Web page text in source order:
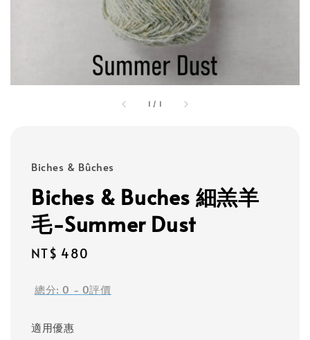
1 / 1
Biches & Bûches
Biches & Buches 細羔羊
毛-Summer Dust
Regular
NT$ 480
總分: 0 - 0評價
適用優惠